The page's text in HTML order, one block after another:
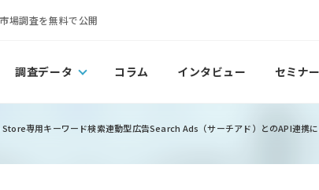
場調査を無料で公開
調査データ コラム インタビュー セミナー
Store専用キーワード検索連動型広告Search Ads（サーチアド）とのAPI連携